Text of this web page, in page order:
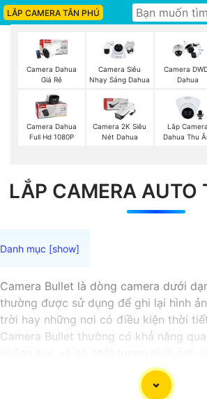
LẮP CAMERA TÂN PHÚ
Camera Dahua
Giá Rẻ
Camera Siêu
Nhạy Sáng Dahua
Camera
Dahua
Camera Dahua
Full Hd 1080P
Camera 2K Siêu
Nét Dahua
Lắp Camera
Dahua Thu
LẮP CAMERA AUTO
Camera Bullet là dòng camera dưới
thường được sử dụng để ghi lại hình
trời hay những nơi có điều kiện thời
Camera Bullet thường có khả năng
pháp hiệu quả để bảo vệ an ninh cho